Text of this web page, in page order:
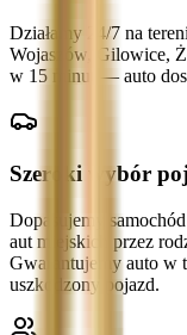
Działamy 24/7 na
Wojaszów, Gilowice,
w 15 minut — auto
Szeroki wybór
Dopasujemy
aut miejskich przez
Gwarantujemy auto w
uszkodzony pojazd.